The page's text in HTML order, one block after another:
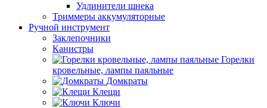
Удлинители шнека
Триммеры аккумуляторные
Ручной инструмент
Заклепочники
Канистры
Горелки
кровельные, лампы паяльные
Домкраты
Клещи
Ключи